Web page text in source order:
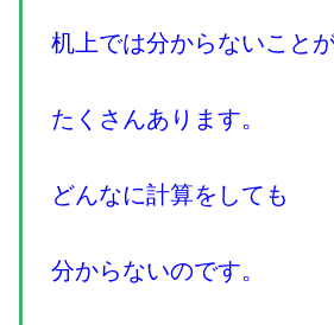
机上では分からないこと
たくさんあります。
どんなに計算をしても
分からないのです。